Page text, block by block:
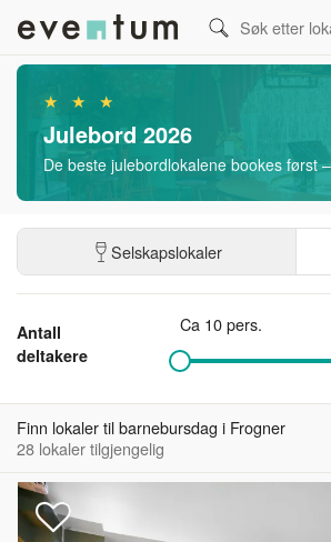
★ ★ ★
Julebord 2026
De beste julebordlokalene bookes først
Selskapslokaler
Antall
deltakere
Ca 10 pers.
Finn lokaler til barnebursdag i Frogner
28 lokaler tilgjengelig